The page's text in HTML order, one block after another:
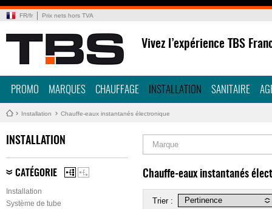
FR/fr Prix nets hors TVA
Vivez l’expérience TBS
PROMO MARQUES CHAUFFAGE INSTALLATION SANITAIRE
Installation Chauffe-eaux instantanés électronique
INSTALLATION
CATÉGORIE
Installation
Système de tube
Marque
Chauffe-eaux instantanés
Trier :